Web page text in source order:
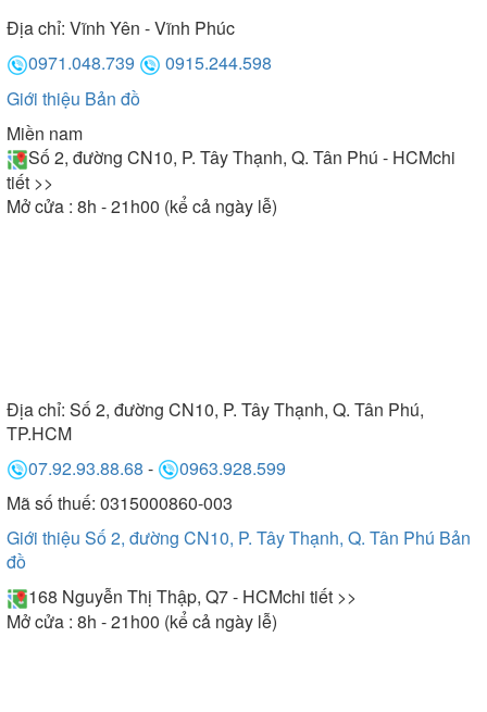
Địa chỉ: Vĩnh Yên - Vĩnh Phúc
0971.048.739
0915.244.598
Giới thiệu Bản đồ
Miền nam
Số 2, đường CN10, P. Tây Thạnh, Q. Tân Phú - HCMchi
tiết >>
Mở cửa : 8h - 21h00 (kể cả ngày lễ)
Địa chỉ: Số 2, đường CN10, P. Tây Thạnh, Q. Tân Phú,
TP.HCM
07.92.93.88.68 -
0963.928.599
Mã số thuế: 0315000860-003
Giới thiệu Số 2, đường CN10, P. Tây Thạnh, Q. Tân Phú Bản
đồ
168 Nguyễn Thị Thập, Q7 - HCMchi tiết >>
Mở cửa : 8h - 21h00 (kể cả ngày lễ)